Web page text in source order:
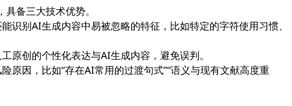
备三大技术优势。
识别AI生成内容中易被忽略的特征，比如特定的字符使用习惯、
原创的个性化表达与AI生成内容，避免误判。
原因，比如“存在AI常用的过渡句式”“语义与现有文献高度重